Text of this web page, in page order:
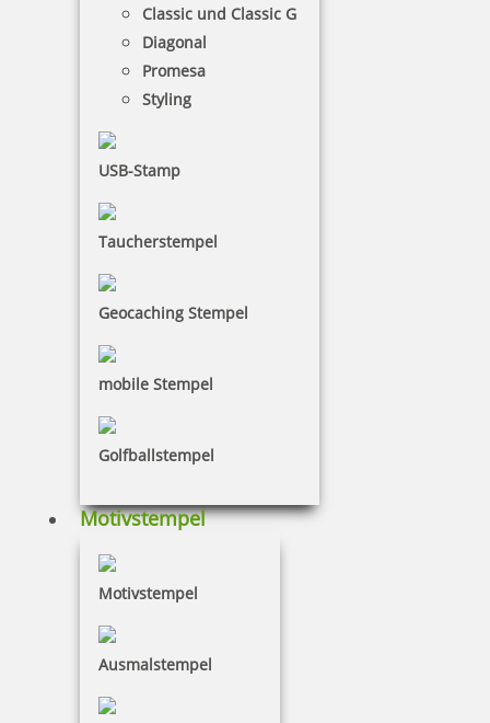
Classic und Classic G
Diagonal
Promesa
Styling
USB-Stamp
Taucherstempel
Geocaching Stempel
mobile Stempel
Golfballstempel
Motivstempel
Motivstempel
Ausmalstempel
Colop WOODIES Display Baby mit 25 Stempeln und 5 Kissen
Colop WOODIES Display Hochzeit mit 25 Stempeln und 5 Kissen
113,36 €